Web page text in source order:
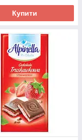
Купити